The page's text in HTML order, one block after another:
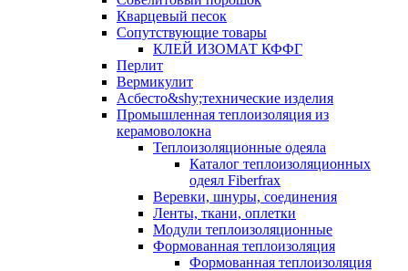
Кварцевый песок
Сопутствующие товары
КЛЕЙ ИЗОМАТ КФФГ
Перлит
Вермикулит
Асбесто&shy;технические изделия
Промышленная теплоизоляция из
керамоволокна
Теплоизоляционные одеяла
Каталог теплоизоляционных
одеял Fiberfrax
Веревки, шнуры, соединения
Ленты, ткани, оплетки
Модули теплоизоляционные
Формованная теплоизоляция
Формованная теплоизоляция